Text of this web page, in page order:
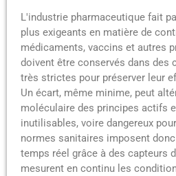
L'industrie pharmaceutique fait
plus exigeants en matière de
médicaments, vaccins et autres
doivent être conservés dans des
très strictes pour préserver leur
Un écart, même minime, peut
moléculaire des principes actifs
inutilisables, voire dangereux
normes sanitaires imposent
temps réel grâce à des capteurs
mesurent en continu les